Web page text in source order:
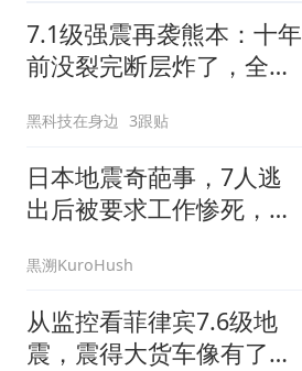
7.1级强震再袭熊本：十年
前没裂完断层炸了，全球
黑科技在身边 3跟贴
日本地震奇葩事，7人逃
出后被要求工作惨死，救
黒溯KuroHush
从监控看菲律宾7.6级地
震，震得大货车像有了生